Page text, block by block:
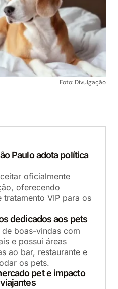
Foto: Divulgação
Paulo adota política
oficialmente
oferecendo
tratamento VIP para os
dedicados aos pets
boas-vindas com
e possui áreas
ao bar, restaurante e
os pets.
pet e impacto